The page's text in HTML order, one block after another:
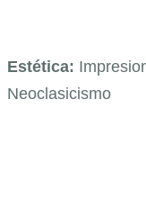
Estética:
Neoclasicismo